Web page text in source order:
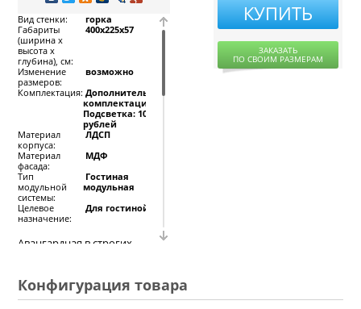
Вид стенки:
горка
Габариты
(ширина х
высота х
глубина), см:
400x225x57
Изменение
размеров:
возможно
Комплектация: Дополнительная
комплектация:
Подсветка: 1000
рублей
Материал
корпуса:
ЛДСП
Материал
фасада:
МДФ
Тип
модульной
системы:
Гостиная
модульная
Целевое
назначение:
Для гостиной
Авангардная в строгих
изготовлена из
качественных
КУПИТЬ
ЗАКАЗАТЬ
ПО СВОИМ РАЗМЕРАМ
Конфигурация товара